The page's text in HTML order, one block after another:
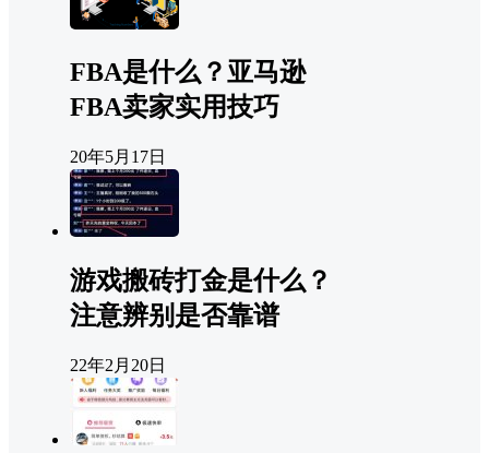
FBA是什么？亚马逊
FBA卖家实用技巧
20年5月17日
游戏搬砖打金是什么？
注意辨别是否靠谱
22年2月20日